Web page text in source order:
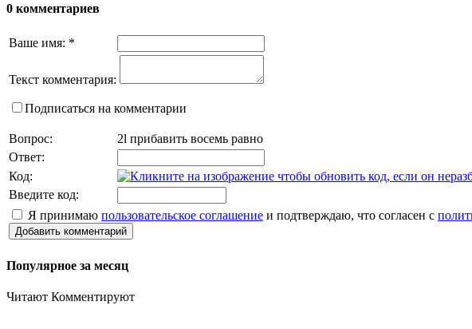
0 комментариев
Ваше имя: *
Текст комментария:
Подписаться на комментарии
Вопрос:
2l прибавить восемь равно
Ответ:
Код:
Введите код:
Я принимаю пользовательское соглашение и подтверждаю, что согласен с
Добавить комментарий
Популярное за месяц
Читают Комментируют